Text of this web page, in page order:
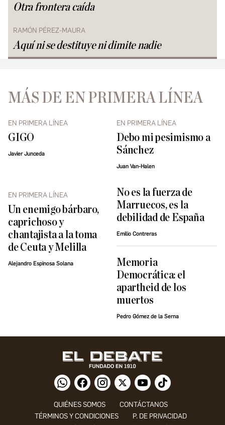
Otra frontera caída
RAMÓN PÉREZ-MAURA
Aquí ni se destituye ni dimite nadie
MÁS DE EN PRIMERA LÍNEA
EN PRIMERA LÍNEA
GIGO
Javier Junceda
EN PRIMERA LÍNEA
Debo mi pesimismo a
Sánchez
Juan Van-Halen
EN PRIMERA LÍNEA
Un enemigo bárbaro,
caprichoso y
chantajista a la toma
de Ceuta y Melilla
Alejandro Espinosa Solana
No es la fuerza de
Marruecos, es la
debilidad de España
Emilio Contreras
Memoria
Democrática: el
apartheid de los
muertos
Pedro Gómez de la Serna
QUIÉNES SOMOS
CONTÁCTANOS
TÉRMINOS Y CONDICIONES
P. DE PRIVACIDAD